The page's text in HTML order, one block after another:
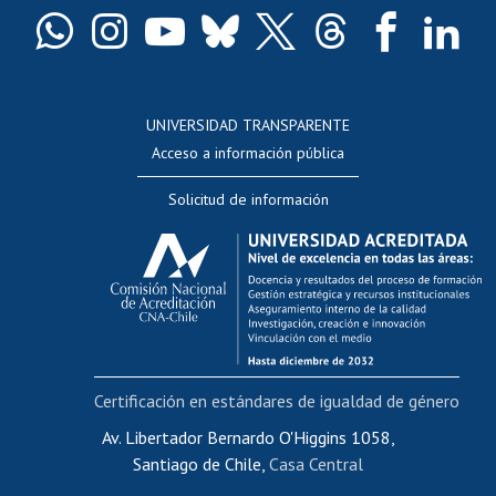
Docentes
Evaluación docente
Calificación académica
Postulación al AUCAI
Funcionarias/os
Cursos internos de capacitación
Bienestar del personal
Portal de movilidad interna
Certificado de renta
Certificado de renta honorarios
UNIVERSIDAD TRANSPARENTE
Acceso a información pública
Solicitud de información
Av. Libertador Bernardo O'Higgins 1058,
Santiago de Chile, Casa Central
Certificación en estándares de igualdad de género